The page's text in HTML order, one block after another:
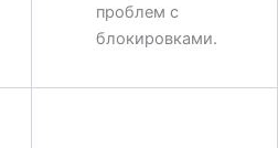
проблем с
блокировками.